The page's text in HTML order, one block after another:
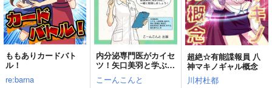
ももありカードバト
ル！
re:barna
内分泌専門医がカイセ
ツ！矢口美羽と学ぶ生
活習慣病
こーんこんと
超絶☆有能諜報員 八
神マキノギャル概念
川村杜都